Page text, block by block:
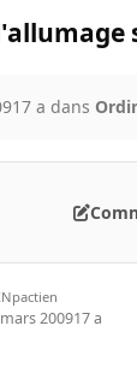
17 a dans
200917 a